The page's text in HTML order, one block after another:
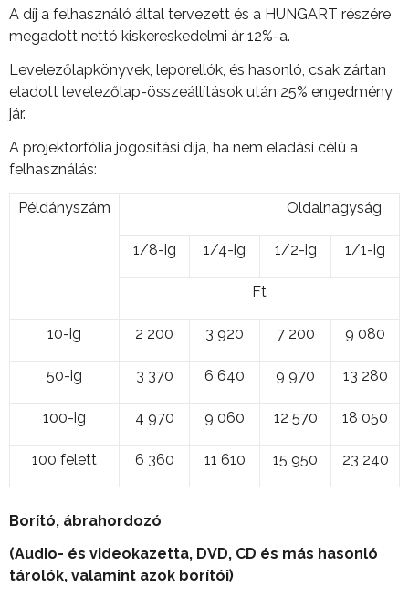
A díj a felhasználó által tervezett és a HUNGART részére
megadott nettó kiskereskedelmi ár 12%-a.
Levelezőlapkönyvek, leporellók, és hasonló, csak zártan
eladott levelezőlap-összeállítások után 25% engedmény
jár.
A projektorfólia jogosítási díja, ha nem eladási célú a
felhasználás:
Példányszám Oldalnagyság
1/8-ig 1/4-ig 1/2-ig 1/1-ig
Ft
10-ig 2 200 3 920 7 200 9 080
50-ig 3 370 6 640 9 970 13 280
100-ig 4 970 9 060 12 570 18 050
100 felett 6 360 11 610 15 950 23 240
Borító, ábrahordozó
(Audio- és videokazetta, DVD, CD és más hasonló
tárolók, valamint azok borítói)